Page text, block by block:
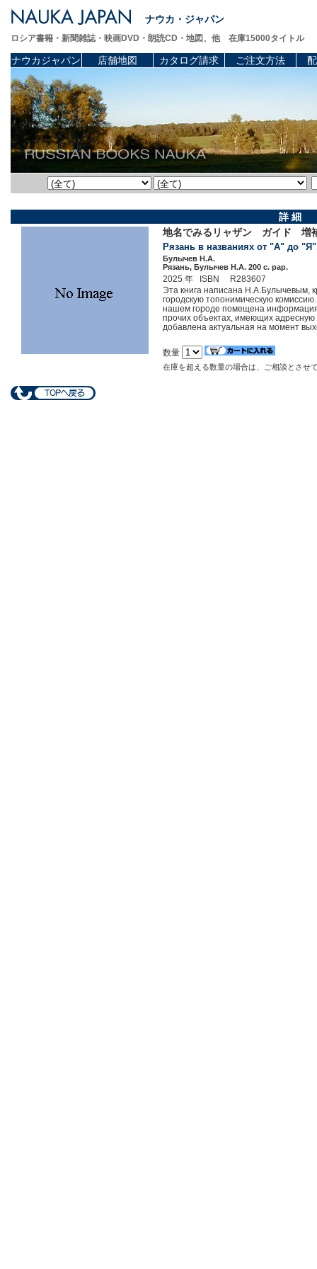
ナウカ・ジャパン
ロシア書籍・新聞雑誌・映画DVD・朗読CD・地図、他 在庫15000タイトル
ナウカジャパン 店舗地図 カタログ請求 ご注文方法
詳 細
地名でみるリャザン ガイド 増
Рязань в названиях от "А" до
Булычев Н.А.
Рязань, Булычев Н.А. 200 c. pap.
2025 年 ISBN R283607
Эта книга написана Н.А.Булычевым,
городскую топонимическую
нашем городе помещена информация
прочих объектах, имеющих адресную
добавлена актуальная на момент
数量
在庫を超える数量の場合は、ご相談とさせ